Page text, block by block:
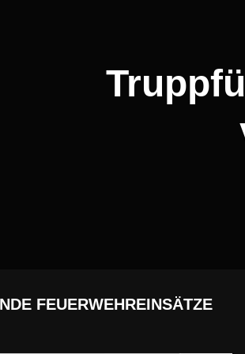
FEUERWEHREINSÄTZE